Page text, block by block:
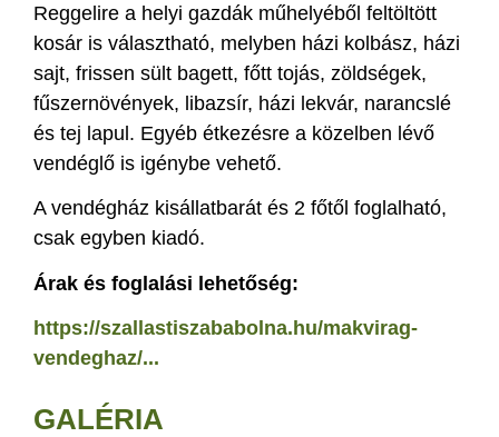
Reggelire a helyi gazdák műhelyéből feltöltött
kosár is választható, melyben házi kolbász, házi
sajt, frissen sült bagett, főtt tojás, zöldségek,
fűszernövények, libazsír, házi lekvár, narancslé
és tej lapul. Egyéb étkezésre a közelben lévő
vendéglő is igénybe vehető.
A vendégház kisállatbarát és 2 főtől foglalható,
csak egyben kiadó.
Árak és foglalási lehetőség:
https://szallastiszababolna.hu/makvirag-
vendeghaz/...
GALÉRIA